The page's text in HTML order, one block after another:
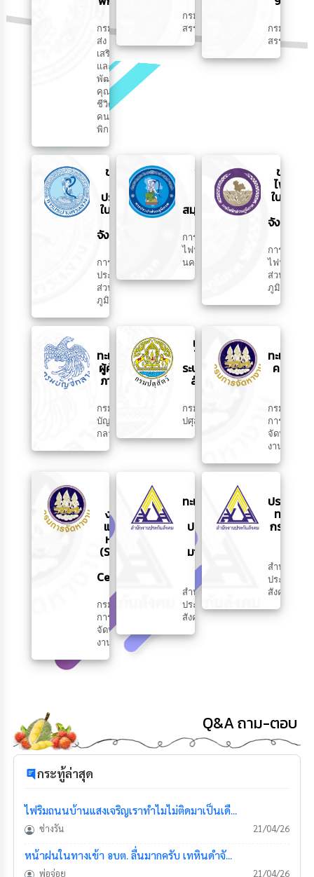
กรม
ส่ง
เสริม
และ
พัฒนา
คุณภาพ
ชีวิต
คน
พิการ
กรม
สรรพากร
กรม
สรรพากร
ขอใช้
น้ำ
ประปา
ในเขต
จังหวัด
การ
ประปา
ส่วน
ภูมิภาค
ขอใช้ไฟฟ้า
ในเขต
นนทบุรี
สมุทรปราการ
การ
ไฟฟ้า
นครหลวง
ขอใช้
ไฟฟ้า
ในเขต
จังหวัด
การ
ไฟฟ้า
ส่วน
ภูมิภาค
ทะเบียน
ผู้ค้ากับ
ภาครัฐ
กรม
บัญชี
กลาง
แจ้ง
โรค
ระบาด
สัตว์
กรม
ปศุสัตว์
ทะเบียน
คนว่าง
กรม
การ
จัดหา
งาน
งานทำ
และคน
หางาน
(Smart
Center)
กรม
การ
จัดหา
งาน
ทะเบียน
ประกัน
มาตรา
สำนักงาน
ประกัน
สังคม
ประโยชน์
ทดแทน
กรณีว่าง
สำนักงาน
ประกัน
สังคม
Q&A ถาม-ตอบ